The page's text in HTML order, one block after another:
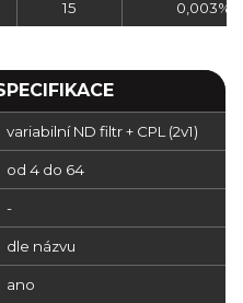
15 0,003%
variabilní ND filtr + CPL (2v1)
od 4 do 64
-
dle názvu
ano